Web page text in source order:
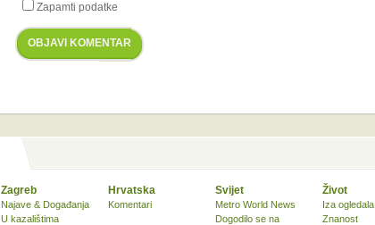
Zapamti podatke
OBJAVI KOMENTAR
Zagreb
Najave & Događanja
U kazalištima
Hrvatska
Komentari
Svijet
Metro World News
Dogodilo se na
Život
Iza ogledala
Znanost